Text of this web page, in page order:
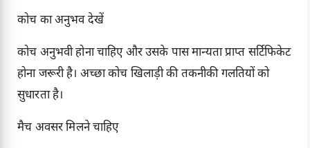
कोच का अनुभव देखें
कोच अनुभवी होना चाहिए और उसके पास मान्यता प्राप्त सर्टिफिकेट
होना जरूरी है। अच्छा कोच खिलाड़ी की तकनीकी गलतियों को
सुधारता है।
मैच अवसर मिलने चाहिए